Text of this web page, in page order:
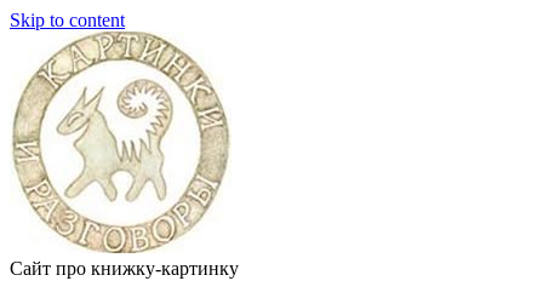
Skip to content
Сайт про книжку-картинку